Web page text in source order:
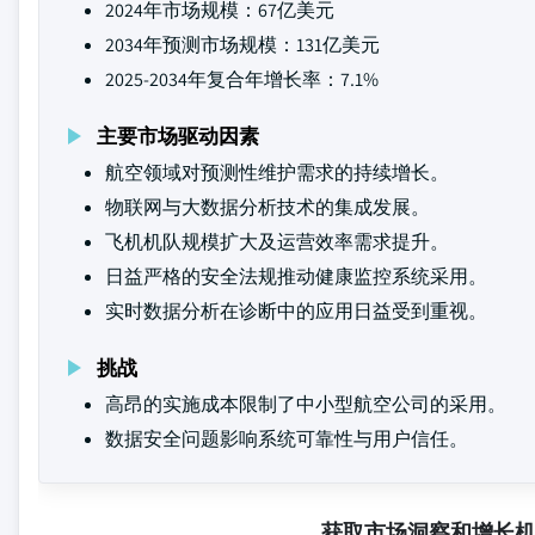
2024年市场规模：67亿美元
2034年预测市场规模：131亿美元
2025-2034年复合年增长率：7.1%
主要市场驱动因素
航空领域对预测性维护需求的持续增长。
物联网与大数据分析技术的集成发展。
飞机机队规模扩大及运营效率需求提升。
日益严格的安全法规推动健康监控系统采用。
实时数据分析在诊断中的应用日益受到重视。
挑战
高昂的实施成本限制了中小型航空公司的采用。
数据安全问题影响系统可靠性与用户信任。